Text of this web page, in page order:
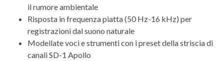
il rumore ambientale
Risposta in frequenza piatta (50 Hz-16 kHz) per
registrazioni dal suono naturale
Modellate voci e strumenti con i preset della striscia di
canali SD-1 Apollo